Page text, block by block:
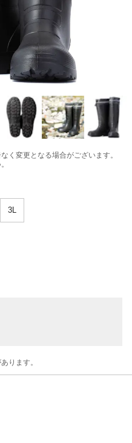
く変更となる場合がございます。
3L
ります。